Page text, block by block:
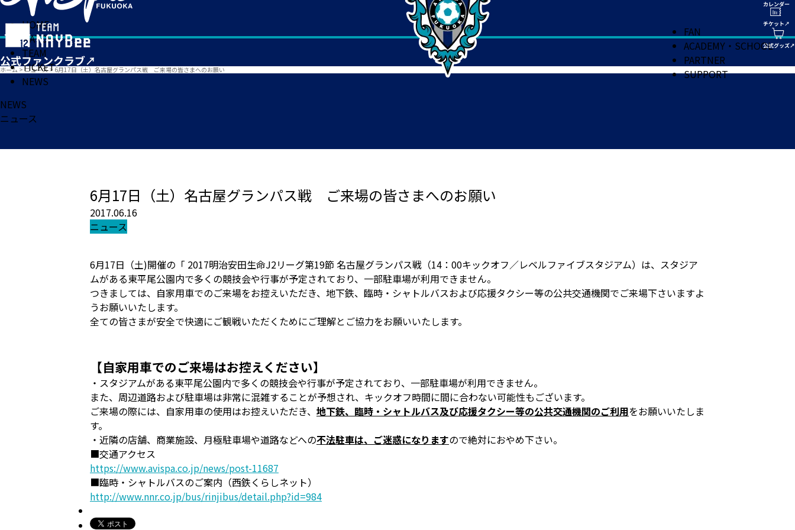
HOME
MATCH
TEAM
TICKET
NEWS
FAN
ACADEMY・SCHOOL
PARTNER
SUPPORT
ホーム > ニュース> 6月17日（土）名古屋グランパス戦 ご来場の皆さまへのお願い
NEWS
ニュース
6月17日（土）名古屋グランパス戦 ご来場の皆さまへのお願い
2017.06.16
ニュース
6月17日（土)開催の「 2017明治安田生命J2リーグ第19節 名古屋グランパス戦（14：00キックオフ／レベルファイブスタジアム）は、スタジア
ムがある東平尾公園内で多くの競技会や行事が予定されており、一部駐車場が利用できません。
つきましては、自家用車でのご来場をお控えいただき、地下鉄、臨時・シャトルバスおよび応援タクシー等の公共交通機関でご来場下さいますよ
うお願いいたします。
全ての皆さまが安全で快適にご観戦いただくためにご理解とご協力をお願いいたします。
【自家用車でのご来場はお控えください】
・スタジアムがある東平尾公園内で多くの競技会や行事が予定されており、一部駐車場が利用できません。
また、周辺道路および駐車場は非常に混雑することが予想され、キックオフ時間に間に合わない可能性もございます。
ご来場の際には、自家用車の使用はお控えいただき、 地下鉄、臨時・シャトルバス及び応援タクシー等の公共交通機関のご利用をお願いいたしま
す。
・近隣の店舗、商業施設、月極駐車場や道路などへの不法駐車は、ご迷惑になりますので絶対におやめ下さい。
■交通アクセス
https://www.avispa.co.jp/news/post-11687
■臨時・シャトルバスのご案内（西鉄くらしネット）
http://www.nnr.co.jp/bus/rinjibus/detail.php?id=984